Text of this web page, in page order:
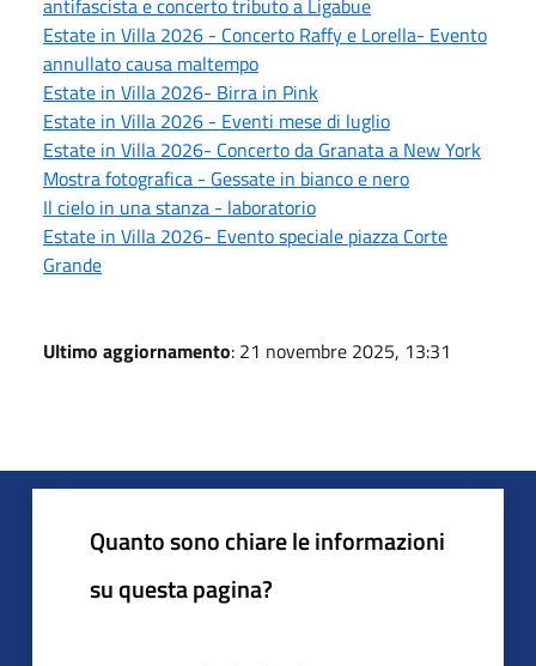
antifascista e concerto tributo a Ligabue
Estate in Villa 2026 - Concerto Raffy e Lorella- Evento
annullato causa maltempo
Estate in Villa 2026- Birra in Pink
Estate in Villa 2026 - Eventi mese di luglio
Estate in Villa 2026- Concerto da Granata a New York
Mostra fotografica - Gessate in bianco e nero
Il cielo in una stanza - laboratorio
Estate in Villa 2026- Evento speciale piazza Corte
Grande
Ultimo aggiornamento: 21 novembre 2025, 13:31
Quanto sono chiare le informazioni
su questa pagina?